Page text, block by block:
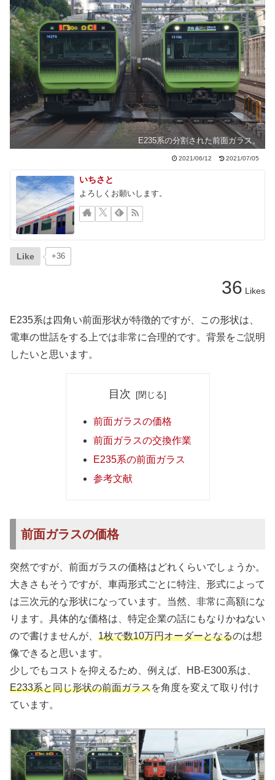
E235系の分割された前面ガラス。
2021/06/12 2021/07/05
いちさと
よろしくお願いします。
Like +36
36 Likes
E235系は四角い前面形状が特徴的ですが、この形状は、
電車の世話をする上では非常に合理的です。背景をご説明
したいと思います。
目次
前面ガラスの価格
前面ガラスの交換作業
E235系の前面ガラス
参考文献
前面ガラスの価格
突然ですが、前面ガラスの価格はどれくらいでしょうか。
大きさもそうですが、車両形式ごとに特注、形式によって
は三次元的な形状になっています。当然、非常に高額にな
ります。具体的な価格は、特定企業の話にもなりかねない
ので書けませんが、 1枚で数10万円オーダーとなるのは想
像できると思います。
少しでもコストを抑えるため、例えば、HB-E300系は、
E233系と同じ形状の前面ガラスを角度を変えて取り付け
ています。